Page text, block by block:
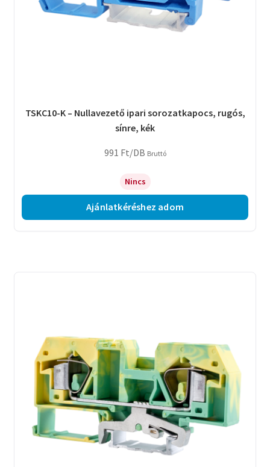
TSKC10-K – Nullavezető ipari sorozatkapocs, rugós,
sínre, kék
991 Ft/DB Bruttó
Nincs
Ajánlatkéréshez adom